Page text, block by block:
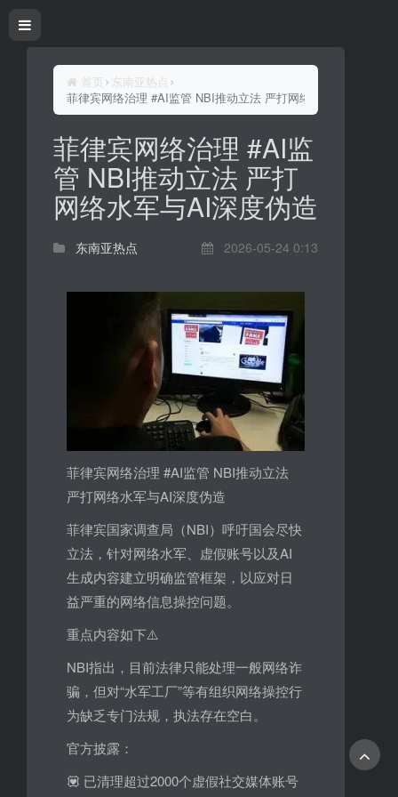
首页
东南亚热点
菲律宾网络治理 #AI监管 NBI推动立法 严打网络水军与AI深度伪
菲律宾网络治理 #AI监
管 NBI推动立法 严打
网络水军与AI深度伪造
东南亚热点 2026-05-24 0:13
菲律宾网络治理 #AI监管 NBI推动立法
严打网络水军与AI深度伪造
菲律宾国家调查局（NBI）呼吁国会尽快
立法，针对网络水军、虚假账号以及AI
生成内容建立明确监管框架，以应对日
益严重的网络信息操控问题。
重点内容如下⚠️
NBI指出，目前法律只能处理一般网络诈
骗，但对“水军工厂”等有组织网络操控行
为缺乏专门法规，执法存在空白。
官方披露：
💟 已清理超过2000个虚假社交媒体账号